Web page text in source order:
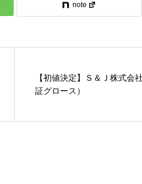
note
【初値決定】Ｓ＆Ｊ株式会
証グロース）